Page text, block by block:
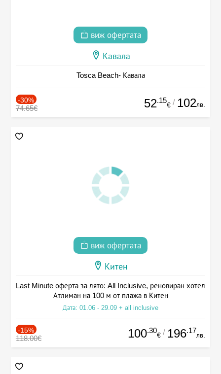
виж офертата
Кавала
Tosca Beach- Кавала
-30%
74.65€ 52.15
€ / 102лв.
виж офертата
Китен
Last Minute оферта за лято: All Inclusive, реновиран хотел
Атлиман на 100 м от плажа в Китен
Дата: 01.06 - 29.09 + all inclusive
-15%
118.00€ 100.30
€ / 196.17
лв.